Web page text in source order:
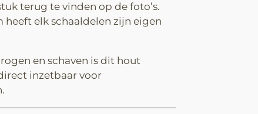
terug te vinden op de foto’s.
elk schaaldelen zijn eigen
en schaven is dit hout
inzetbaar voor